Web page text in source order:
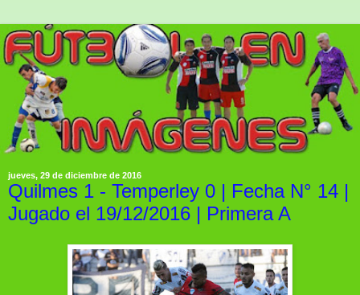
jueves, 29 de diciembre de 2016
Quilmes 1 - Temperley 0 | Fecha N° 14 |
Jugado el 19/12/2016 | Primera A